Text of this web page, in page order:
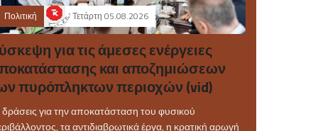
Πολιτική Τετάρτη 05.08.2026
για τις άμεσες ενέργειες
και αποζημιώσεων
πυρόπληκτων περιοχών (vid)
δράσεις για την αποκατάσταση του φυσικού
τα αντιδιαβρωτικά έργα, η κρατική αρωγή